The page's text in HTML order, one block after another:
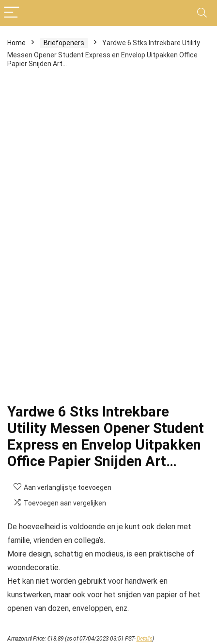
Home Briefopeners
Yardwe 6 Stks Intrekbare Utility
Messen Opener Student Express en Envelop Uitpakken Office
Papier Snijden Art…
Yardwe 6 Stks Intrekbare
Utility Messen Opener Student
Express en Envelop Uitpakken
Office Papier Snijden Art…
Aan verlanglijstje toevoegen
Toevoegen aan vergelijken
De hoeveelheid is voldoende en je kunt ook delen met
familie, vrienden en collega’s.
Moire design, schattig en modieus, is een praktische of
woondecoratie.
Het kan niet worden gebruikt voor handwerk en
kunstwerken, maar ook voor het snijden van papier of het
openen van dozen, enveloppen, enz.
Amazon.nl Price:€18.89 (as of 07/04/2023 03:51 PST-Details)